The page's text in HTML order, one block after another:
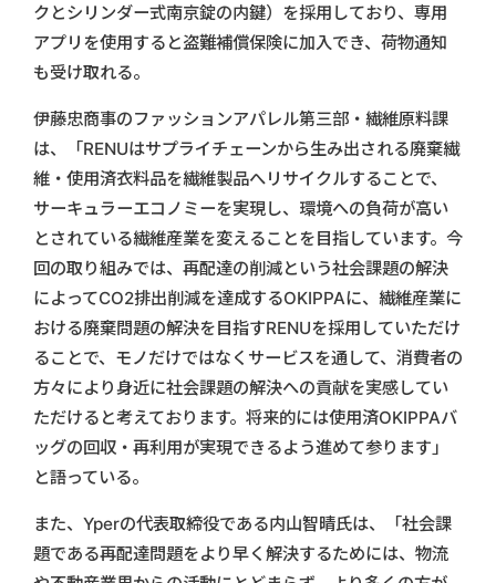
クとシリンダー式南京錠の内鍵）を採用しており、専用
アプリを使用すると盗難補償保険に加入でき、荷物通知
も受け取れる。
伊藤忠商事のファッションアパレル第三部・繊維原料課
は、「RENUはサプライチェーンから生み出される廃棄繊
維・使用済衣料品を繊維製品へリサイクルすることで、
サーキュラーエコノミーを実現し、環境への負荷が高い
とされている繊維産業を変えることを目指しています。今
回の取り組みでは、再配達の削減という社会課題の解決
によってCO2排出削減を達成するOKIPPAに、繊維産業に
おける廃棄問題の解決を目指すRENUを採用していただけ
ることで、モノだけではなくサービスを通して、消費者の
方々により身近に社会課題の解決への貢献を実感してい
ただけると考えております。将来的には使用済OKIPPAバ
ッグの回収・再利用が実現できるよう進めて参ります」
と語っている。
また、Yperの代表取締役である内山智晴氏は、「社会課
題である再配達問題をより早く解決するためには、物流